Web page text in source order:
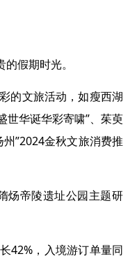
假期时光。
的文旅活动，如瘦西湖
世华诞华彩寄啸”、茱萸
”2024金秋文旅消费推
炀帝陵遗址公园主题研
42%，入境游订单量同